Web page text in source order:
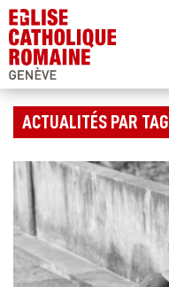
ACTUALITÉS PAR TAG